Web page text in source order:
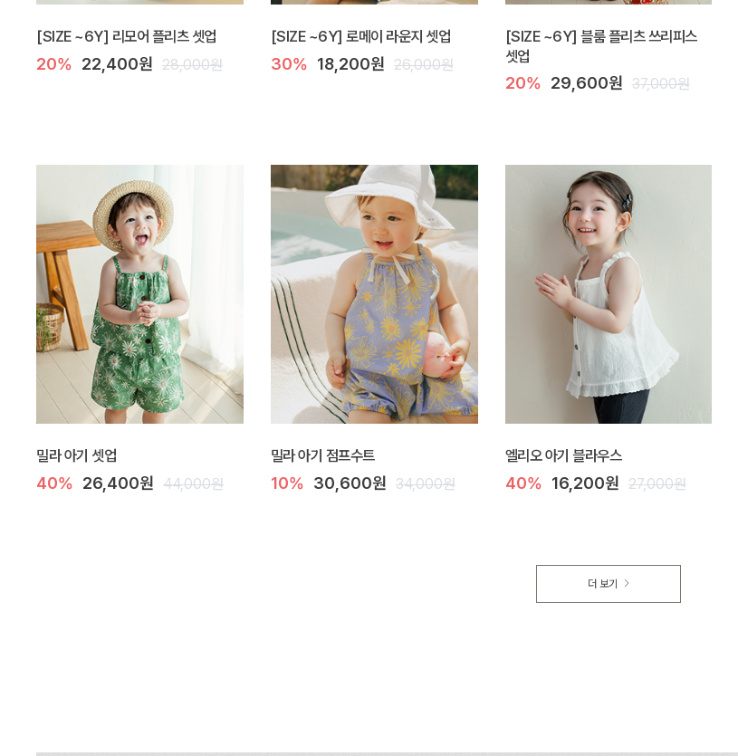
[SIZE ~6Y] 리모어 플리츠 셋업
20% 22,400원 28,000원
[SIZE ~6Y] 로메이 라운지 셋업
30% 18,200원 26,000원
[SIZE ~6Y] 블룸 플리츠 쓰리피스
셋업
20% 29,600원 37,000원
밀라 아기 셋업
40% 26,400원 44,000원
밀라 아기 점프수트
10% 30,600원 34,000원
엘리오 아기 블라우스
40% 16,200원 27,000원
더 보기